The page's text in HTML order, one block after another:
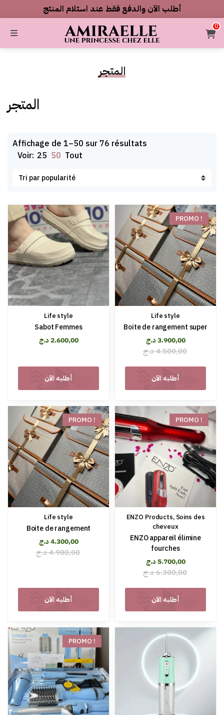
0549977553 :هاتف
أطلب الآن والدفع فقط عند استلام المنتج
MENU
0
المتجر
المتجر
Affichage de 1–50 sur 76 résultats
Voir: 25 50 Tout
Life style
Sabot Femmes
2.600,00 د.ج
أطلبه الآن
PROMO !
Life style
Boite de rangement super
3.900,00د.ج
4.500,00د.ج
أطلبه الآن
PROMO !
Life style
Boite de rangement
4.300,00د.ج
4.900,00د.ج
أطلبه الآن
PROMO !
ENZO Products, Soins des
cheveux
ENZO appareil élimine
fourches
5.700,00د.ج
6.300,00د.ج
أطلبه الآن
PROMO !